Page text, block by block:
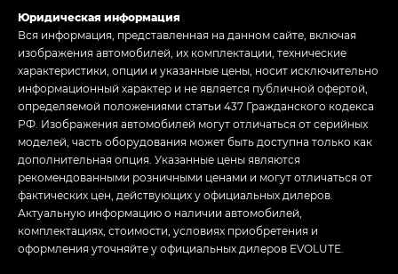
Юридическая информация
Вся информация, представленная на данном сайте, включая
изображения автомобилей, их комплектации, технические
характеристики, опции и указанные цены, носит исключительно
информационный характер и не является публичной офертой,
определяемой положениями статьи 437 Гражданского кодекса
РФ. Изображения автомобилей могут отличаться от серийных
моделей, часть оборудования может быть доступна только как
дополнительная опция. Указанные цены являются
рекомендованными розничными ценами и могут отличаться от
фактических цен, действующих у официальных дилеров.
Актуальную информацию о наличии автомобилей,
комплектациях, стоимости, условиях приобретения и
оформления уточняйте у официальных дилеров EVOLUTE.